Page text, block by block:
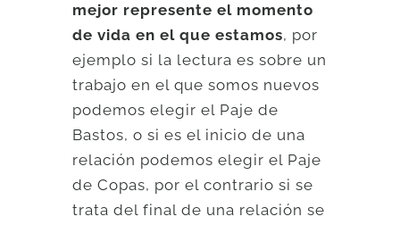
mejor represente el momento
de vida en el que estamos, por
ejemplo si la lectura es sobre un
trabajo en el que somos nuevos
podemos elegir el Paje de
Bastos, o si es el inicio de una
relación podemos elegir el Paje
de Copas, por el contrario si se
trata del final de una relación se